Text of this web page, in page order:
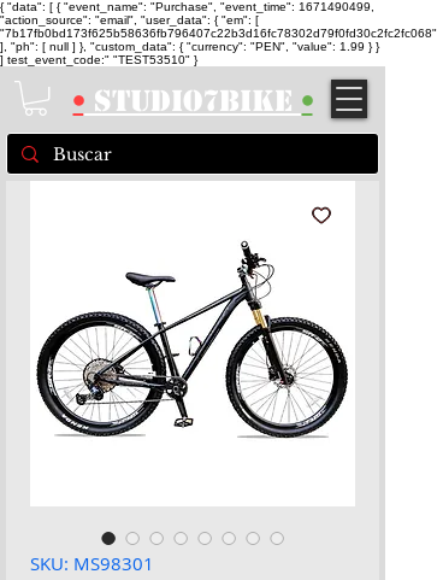
{ "data": [ { "event_name": "Purchase", "event_time": 1671490499,
"action_source": "email", "user_data": { "em": [
"7b17fb0bd173f625b58636fb796407c22b3d16fc78302d79f0fd30c2fc2fc068"
], "ph": [ null ] }, "custom_data": { "currency": "PEN", "value": 1.99 } }
] test_event_code:" "TEST53510" }
•STUDIO7BIKE •
SKU: MS98301